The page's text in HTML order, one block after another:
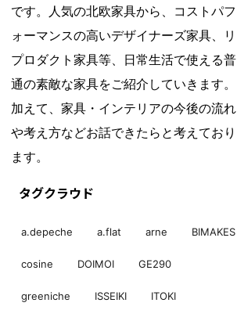
です。人気の北欧家具から、コストパフ
ォーマンスの高いデザイナーズ家具、リ
プロダクト家具等、日常生活で使える普
通の素敵な家具をご紹介していきます。
加えて、家具・インテリアの今後の流れ
や考え方などお話できたらと考えており
ます。
タグクラウド
a.depeche a.flat arne BIMAKES
cosine DOIMOI GE290
greeniche ISSEIKI ITOKI